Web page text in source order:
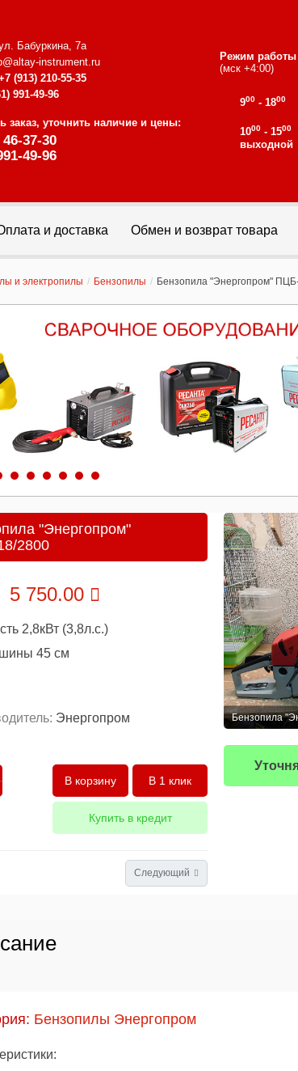
Бабуркина, 7а
instrument.ru
(913) 210-55-35
991-49-96
заказ, уточнить наличие и цены:
37-30
49-96
Режим работы
(мск +4:00)
900 - 1800
1000 - 1500
выходной
и доставка Обмен и возврат товара
и электропилы / Бензопилы / Бензопила "Энергопром"
"Энергопром"
2800
5 750.00
2,8кВт (3,8л.с.)
45 см
Энергопром
В 1 клик
Купить в кредит
Следующий
Бензопила
Бензопилы Энергопром